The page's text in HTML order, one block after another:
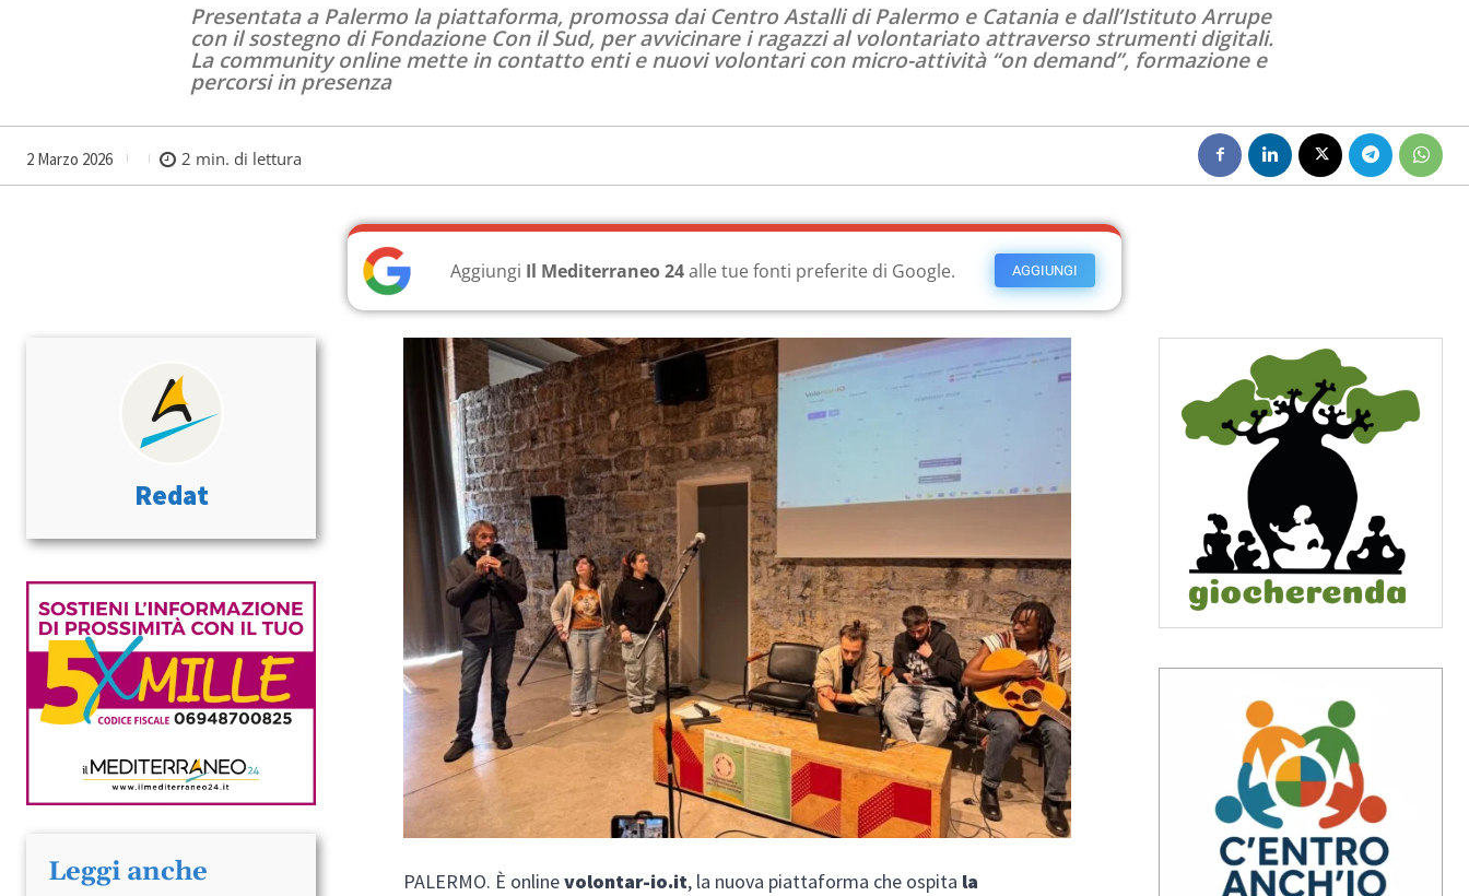
Presentata a Palermo la piattaforma, promossa dai Centro Astalli di Palermo e Catania e dall’Istituto Arrupe
con il sostegno di Fondazione Con il Sud, per avvicinare i ragazzi al volontariato attraverso strumenti digitali.
La community online mette in contatto enti e nuovi volontari con micro-attività “on demand”, formazione e
percorsi in presenza
2 Marzo 2026 2 min. di lettura
AGGIUNGI
Aggiungi Il Mediterraneo 24alle tue fonti preferite di Google.
Redat
Leggi anche PALERMO. È onlinevolontar-io.it, la nuova piattaforma che ospita la